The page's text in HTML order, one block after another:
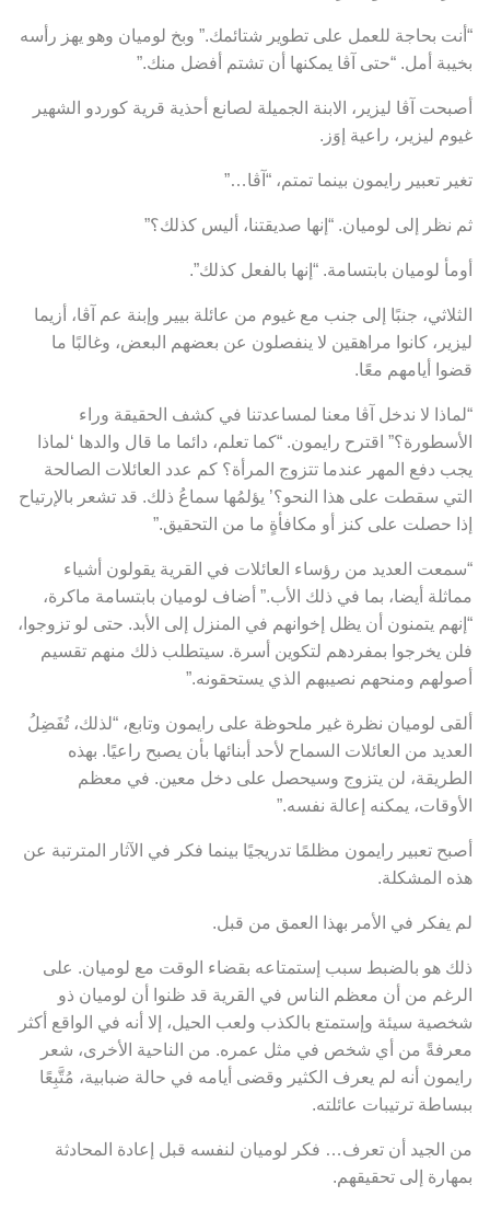
“أنت بحاجة للعمل على تطوير شتائمك.” وبخ لوميان وهو يهز رأسه
بخيبة أمل. “حتى آڤا يمكنها أن تشتم أفضل منك.”
أصبحت آڤا ليزير، الابنة الجميلة لصانع أحذية قرية كوردو الشهير
غيوم ليزير، راعية إوَز.
تغير تعبير رايمون بينما تمتم، “آڤا…”
ثم نظر إلى لوميان. “إنها صديقتنا، أليس كذلك؟”
أومأ لوميان بابتسامة. “إنها بالفعل كذلك”.
الثلاثي، جنبًا إلى جنب مع غيوم من عائلة بيير وإبنة عم آڤا، أزيما
ليزير، كانوا مراهقين لا ينفصلون عن بعضهم البعض، وغالبًا ما
قضوا أيامهم معًا.
“لماذا لا ندخل آڤا معنا لمساعدتنا في كشف الحقيقة وراء
الأسطورة؟” اقترح رايمون. “كما تعلم، دائما ما قال والدها ‘لماذا
يجب دفع المهر عندما تتزوج المرأة؟ كم عدد العائلات الصالحة
التي سقطت على هذا النحو؟’ يؤلمُها سماعُ ذلك. قد تشعر بالإرتياح
إذا حصلت على كنز أو مكافأةٍ ما من التحقيق.”
“سمعت العديد من رؤساء العائلات في القرية يقولون أشياء
مماثلة أيضا، بما في ذلك الأب.” أضاف لوميان بابتسامة ماكرة،
“إنهم يتمنون أن يظل إخوانهم في المنزل إلى الأبد. حتى لو تزوجوا،
فلن يخرجوا بمفردهم لتكوين أسرة. سيتطلب ذلك منهم تقسيم
أصولهم ومنحهم نصيبهم الذي يستحقونه.”
ألقى لوميان نظرة غير ملحوظة على رايمون وتابع، “لذلك، تُفَضِلُ
العديد من العائلات السماح لأحد أبنائها بأن يصبح راعيًا. بهذه
الطريقة، لن يتزوج وسيحصل على دخل معين. في معظم
الأوقات، يمكنه إعالة نفسه.”
أصبح تعبير رايمون مظلمًا تدريجيًا بينما فكر في الآثار المترتبة عن
هذه المشكلة.
لم يفكر في الأمر بهذا العمق من قبل.
ذلك هو بالضبط سبب إستمتاعه بقضاء الوقت مع لوميان. على
الرغم من أن معظم الناس في القرية قد ظنوا أن لوميان ذو
شخصية سيئة وإستمتع بالكذب ولعب الحيل، إلا أنه في الواقع أكثر
معرفةً من أي شخص في مثل عمره. من الناحية الأخرى، شعر
رايمون أنه لم يعرف الكثير وقضى أيامه في حالة ضبابية، مُتَّبِعًا
ببساطة ترتيبات عائلته.
من الجيد أن تعرف… فكر لوميان لنفسه قبل إعادة المحادثة
بمهارة إلى تحقيقهم.